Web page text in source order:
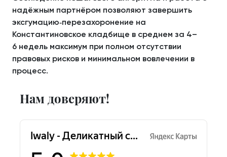
надёжным партнёром позволяют завершить
эксгумацию‑перезахоронение на
Константиновское кладбище в среднем за 4–
6 недель максимум при полном отсутствии
правовых рисков и минимальном вовлечении в
процесс.
Нам доверяют!